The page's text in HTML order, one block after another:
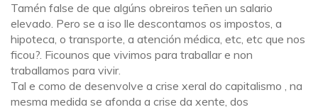
Tamén false de que algúns obreiros teñen un salario
elevado. Pero se a iso lle descontamos os impostos, a
hipoteca, o transporte, a atención médica, etc, etc que nos
ficou?. Ficounos que vivimos para traballar e non
traballamos para vivir.
Tal e como de desenvolve a crise xeral do capitalismo , na
mesma medida se afonda a crise da xente, dos